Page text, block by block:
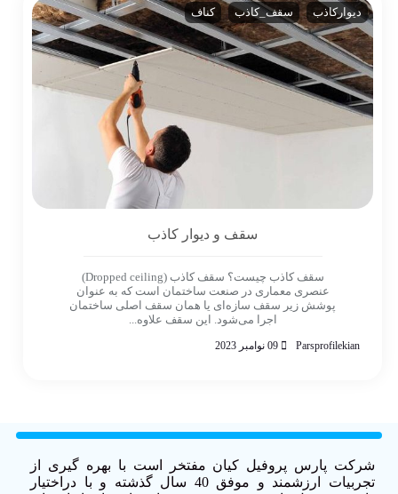
دیوارکاذب سقف_کاذب کناف
سقف و دیوار کاذب
سقف کاذب چیست؟ سقف کاذب (Dropped ceiling)
عنصری معماری در صنعت ساختمان است که به عنوان
پوشش زیر سقف سازه‌ای یا همان سقف اصلی ساختمان
اجرا می‌شود. این سقف علاوه...
Parsprofilekian
شرکت پارس پروفیل کیان مفتخر است با بهره گیری از
تجربیات ارزشمند و موفق 40 سال گذشته و با دراختیار